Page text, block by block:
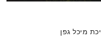
מיכל גפן